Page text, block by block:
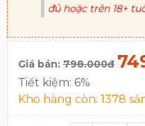
đủ hoặc trên 18+
Giá bán: 798.000đ
Tiết kiệm: 6%
Kho hàng còn: 1378